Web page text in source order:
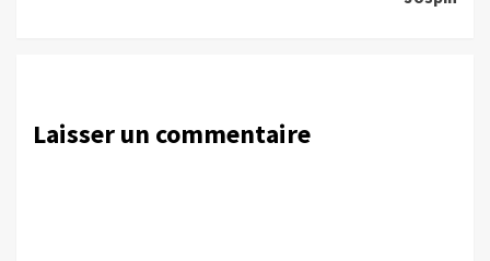
Laisser un commentaire